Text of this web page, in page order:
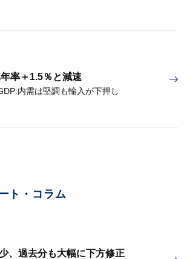
率＋1.5％と減速
内需は堅調も輸入が下押し
ト・コラム
、過去分も大幅に下方修正